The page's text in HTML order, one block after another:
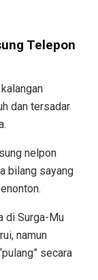
Telepon
dan tersadar
nelpon
bilang sayang
di Surga-Mu
namun
secara